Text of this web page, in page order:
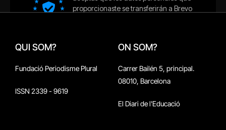
QUI SOM?
Fundació Periodisme Plural
ISSN 2339 - 9619
ON SOM?
Carrer Bailén 5, principal.
08010, Barcelona
El Diari de l'Educació